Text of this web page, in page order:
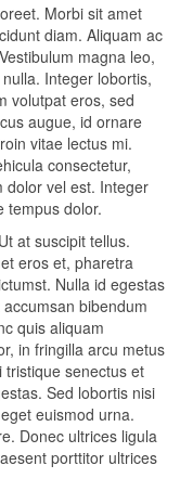
Morbi sit amet
diam. Aliquam ac
magna leo,
Integer lobortis,
volutpat eros, sed
augue, id ornare
vitae lectus mi.
consectetur,
dolor vel est. Integer
tempus dolor.
at suscipit tellus.
eros et, pharetra
Nulla id egestas
bibendum
quis aliquam
in fringilla arcu metus
senectus et
Sed lobortis nisi
euismod urna.
Donec ultrices ligula
porttitor ultrices